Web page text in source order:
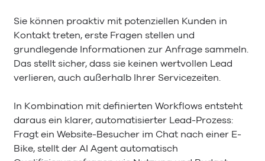
Sie können proaktiv mit potenziellen Kunden in
Kontakt treten, erste Fragen stellen und
grundlegende Informationen zur Anfrage sammeln.
Das stellt sicher, dass sie keinen wertvollen Lead
verlieren, auch außerhalb Ihrer Servicezeiten.
In Kombination mit definierten Workflows entsteht
daraus ein klarer, automatisierter Lead-Prozess:
Fragt ein Website-Besucher im Chat nach einer E-
Bike, stellt der AI Agent automatisch